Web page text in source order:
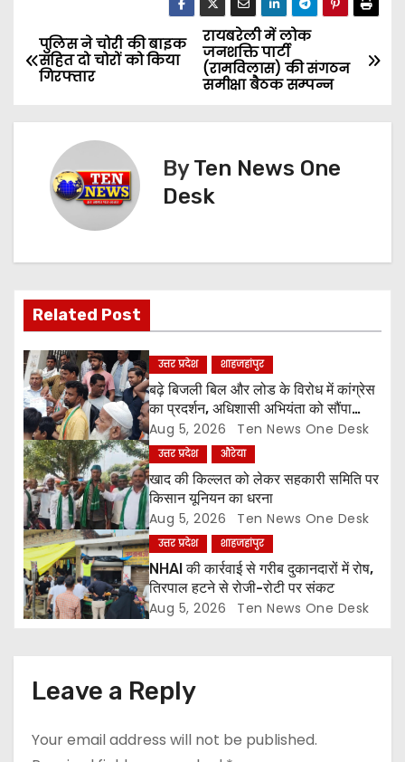
P
o
s
g
a
t
i
o
n
रायबरेली में लोक
जनशक्ति पार्टी
(रामविलास) की संगठन
समीक्षा बैठक सम्पन्न
पुलिस ने चोरी की बाइक
सहित दो चोरों को किया
गिरफ्तार
ByTen News One
Desk
Related Post
उत्तर प्रदेश शाहजहांपुर
बढ़े बिजली बिल और लोड के विरोध में कांग्रेस
का प्रदर्शन, अधिशासी अभियंता को सौंपा
ज्ञापन
Aug 5, 2026 Ten News One Desk
उत्तर प्रदेश औरेया
खाद की किल्लत को लेकर सहकारी समिति पर
किसान यूनियन का धरना
Aug 5, 2026 Ten News One Desk
उत्तर प्रदेश शाहजहांपुर
NHAI की कार्रवाई से गरीब दुकानदारों में रोष,
तिरपाल हटने से रोजी-रोटी पर संकट
Aug 5, 2026 Ten News One Desk
Leave a Reply
Your email address will not be published.